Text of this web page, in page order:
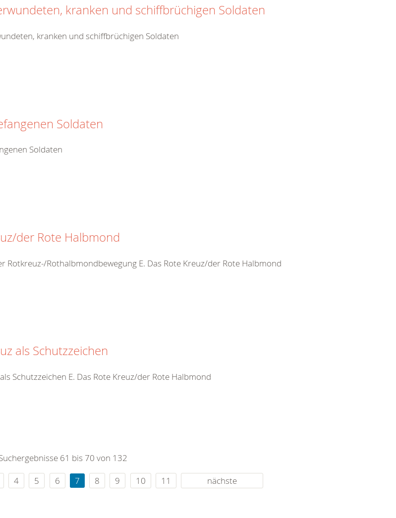
kranken und schiffbrüchigen Soldaten
kranken und schiffbrüchigen Soldaten
Soldaten
Soldaten
der Rote Halbmond
Rotkreuz-/Rothalbmondbewegung E. Das Rote Kreuz/der Rote Halbmond
als Schutzzeichen
Schutzzeichen E. Das Rote Kreuz/der Rote Halbmond
61 bis 70 von 132
4 5 6 7 8 9 10 11 nächste